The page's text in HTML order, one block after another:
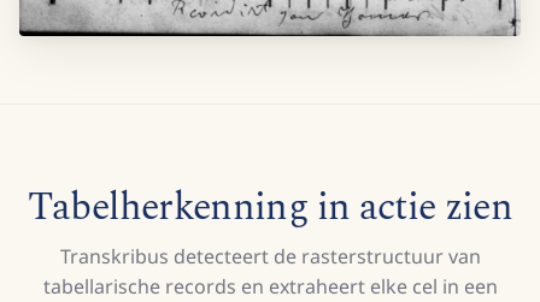
Tabelherkenning in actie zien
Transkribus detecteert de rasterstructuur van
tabellarische records en extraheert elke cel in een